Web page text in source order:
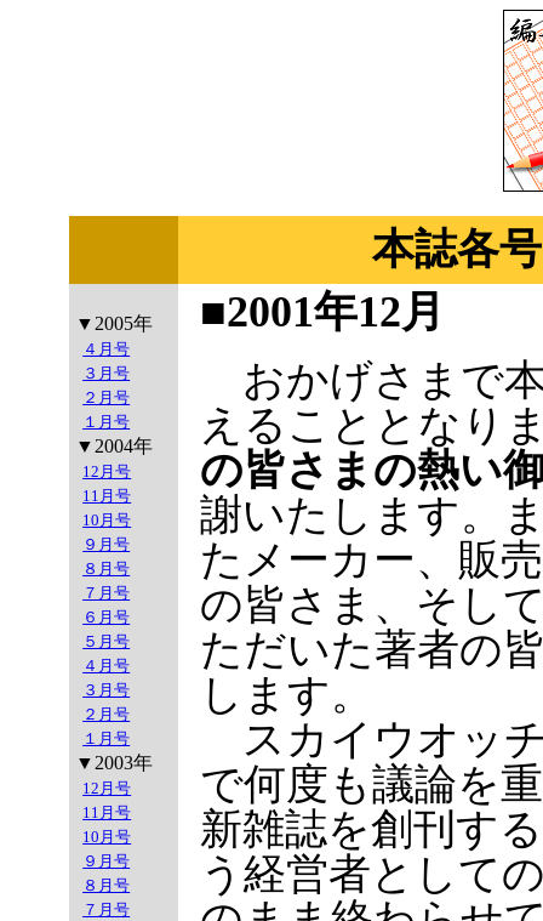
本誌各
▼2005年
４月号
３月号
２月号
１月号
▼2004年
12月号
11月号
10月号
９月号
８月号
７月号
６月号
５月号
４月号
３月号
２月号
１月号
▼2003年
12月号
11月号
10月号
９月号
８月号
７月号
■2001年12月
おかげさまで
えることとなり
の皆さまの熱い
謝いたします。
たメーカー、販
の皆さま、そし
ただいた著者の
します。
スカイウオッ
で何度も議論を
新雑誌を創刊す
う経営者として